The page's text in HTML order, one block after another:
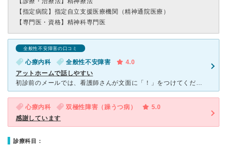
【指定病院】 指定自立支援医療機関（精神通院医療）
【専門医・資格】 精神科専門医
全般性不安障害の口コミ
心療内科 全般性不安障害
4.0
アットホームで話しやすい
初診前のメールでは、看護師さんが文面に「！」をつけてくださったり、先生も白衣を着ておらず、内装もカフェのようにオシャレで、それだけでも気を張る必要がなく、初めて行ってもとても気持ちが楽になります。
心療内科 双極性障害（躁うつ病）
5.0
感謝しています
診療科目：